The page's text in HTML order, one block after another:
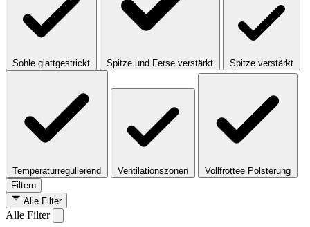
Sohle glattgestrickt Spitze und Ferse verstärkt Spitze verstärkt
Temperaturregulierend Ventilationszonen
Vollfrottee Polsterung
Filtern
Alle Filter
Alle Filter